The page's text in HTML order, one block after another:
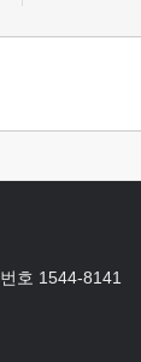
호 1544-8141